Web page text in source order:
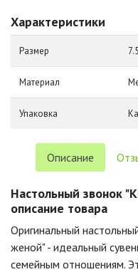
Характеристики
Размер
Материал
Упаковка
Описание
Настольный звонок
описание товара
Оригинальный
женой" - идеальный
семейным отношениям.